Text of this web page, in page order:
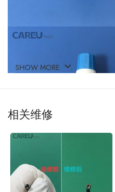
SHOW MORE
相关维修